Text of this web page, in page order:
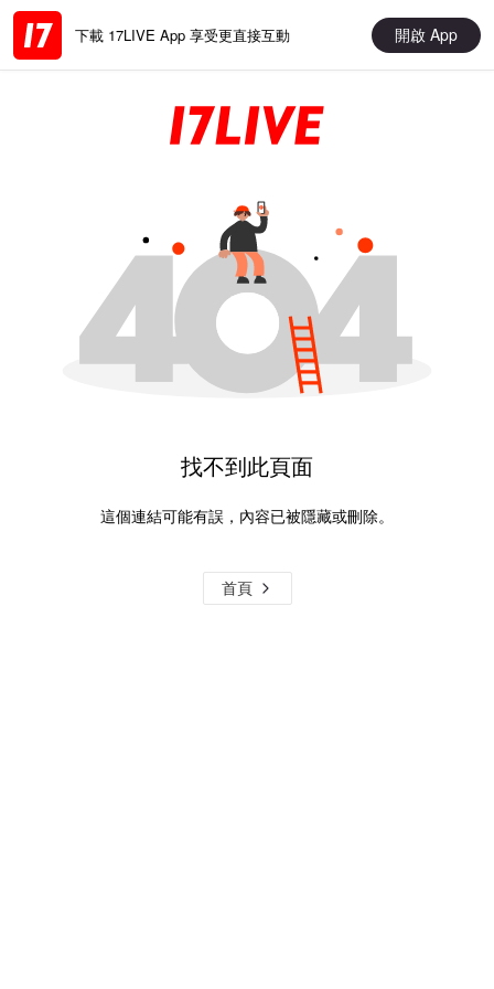
下載 17LIVE App 享受更直接互動 開啟 App
找不到此頁面
這個連結可能有誤，內容已被隱藏或刪除。
首頁